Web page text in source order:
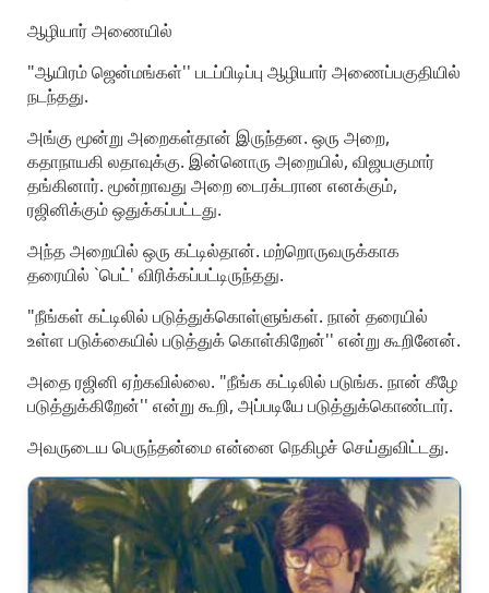
ஆழியார் அணையில்
"ஆயிரம் ஜென்மங்கள்'' படப்பிடிப்பு ஆழியார் அணைப்பகுதியில்
நடந்தது.
அங்கு மூன்று அறைகள்தான் இருந்தன. ஒரு அறை,
கதாநாயகி லதாவுக்கு. இன்னொரு அறையில், விஜயகுமார்
தங்கினார். மூன்றாவது அறை டைரக்டரான எனக்கும்,
ரஜினிக்கும் ஒதுக்கப்பட்டது.
அந்த அறையில் ஒரு கட்டில்தான். மற்றொருவருக்காக
தரையில் `பெட்' விரிக்கப்பட்டிருந்தது.
"நீங்கள் கட்டிலில் படுத்துக்கொள்ளுங்கள். நான் தரையில்
உள்ள படுக்கையில் படுத்துக் கொள்கிறேன்'' என்று கூறினேன்.
அதை ரஜினி ஏற்கவில்லை. "நீங்க கட்டிலில் படுங்க. நான் கீழே
படுத்துக்கிறேன்'' என்று கூறி, அப்படியே படுத்துக்கொண்டார்.
அவருடைய பெருந்தன்மை என்னை நெகிழச் செய்துவிட்டது.